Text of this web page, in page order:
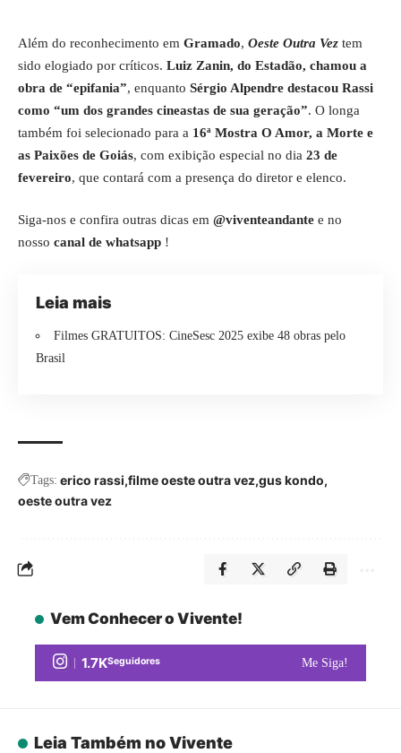
Além do reconhecimento em Gramado, Oeste Outra Vez tem
sido elogiado por críticos. Luiz Zanin, do Estadão, chamou a
obra de “epifania”, enquanto Sérgio Alpendre destacou Rassi
como “um dos grandes cineastas de sua geração”. O longa
também foi selecionado para a 16ª Mostra O Amor, a Morte e
as Paixões de Goiás, com exibição especial no dia 23 de
fevereiro, que contará com a presença do diretor e elenco.
Siga-nos e confira outras dicas em @viventeandante e no
nosso canal de whatsapp !
Leia mais
Filmes GRATUITOS: CineSesc 2025 exibe 48 obras pelo
Brasil
Tags: erico rassi filme oeste outra vez gus kondo
oeste outra vez
Vem Conhecer o Vivente!
1.7KSeguidores Me Siga!
Leia Também no Vivente